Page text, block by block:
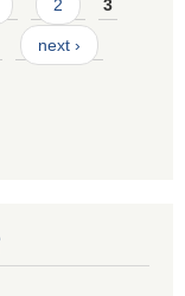
2 3
next ›